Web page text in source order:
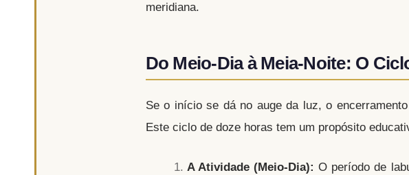
meridiana.
Do Meio-Dia à Meia-Noite: O
Se o início se dá no auge da luz, o
Este ciclo de doze horas tem um propósito
A Atividade (Meio-Dia): O período de